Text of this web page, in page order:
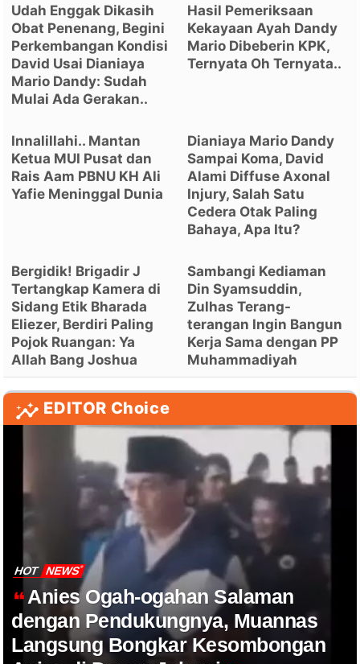
Udah Enggak Dikasih
Obat Penenang, Begini
Perkembangan Kondisi
David Usai Dianiaya
Mario Dandy: Sudah
Mulai Ada Gerakan..
Hasil Pemeriksaan
Kekayaan Ayah Dandy
Mario Dibeberin KPK,
Ternyata Oh Ternyata..
Innalillahi.. Mantan
Ketua MUI Pusat dan
Rais Aam PBNU KH Ali
Yafie Meninggal Dunia
Dianiaya Mario Dandy
Sampai Koma, David
Alami Diffuse Axonal
Injury, Salah Satu
Cedera Otak Paling
Bahaya, Apa Itu?
Bergidik! Brigadir J
Tertangkap Kamera di
Sidang Etik Bharada
Eliezer, Berdiri Paling
Pojok Ruangan: Ya
Allah Bang Joshua
Sambangi Kediaman
Din Syamsuddin,
Zulhas Terang-
terangan Ingin Bangun
Kerja Sama dengan PP
Muhammadiyah
EDITOR Choice
HOT NEWS
Anies Ogah-ogahan Salaman
dengan Pendukungnya, Muannas
Langsung Bongkar Kesombongan